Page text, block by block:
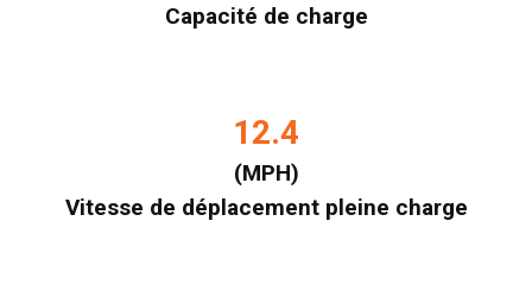
Capacité de charge
12.4
Vitesse de déplacement pleine charge
(MPH)